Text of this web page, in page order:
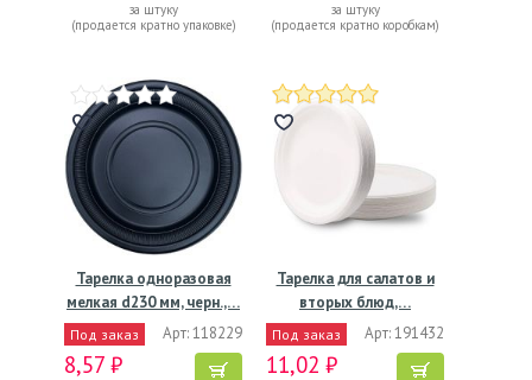
за штуку
(продается кратно упаковке)
за штуку
(продается кратно коробкам)
Тарелка одноразовая
мелкая d230 мм, черн.,…
Под заказ Арт: 118229
8,57 ₽
Тарелка для салатов и
вторых блюд,…
Под заказ Арт: 191432
11,02 ₽